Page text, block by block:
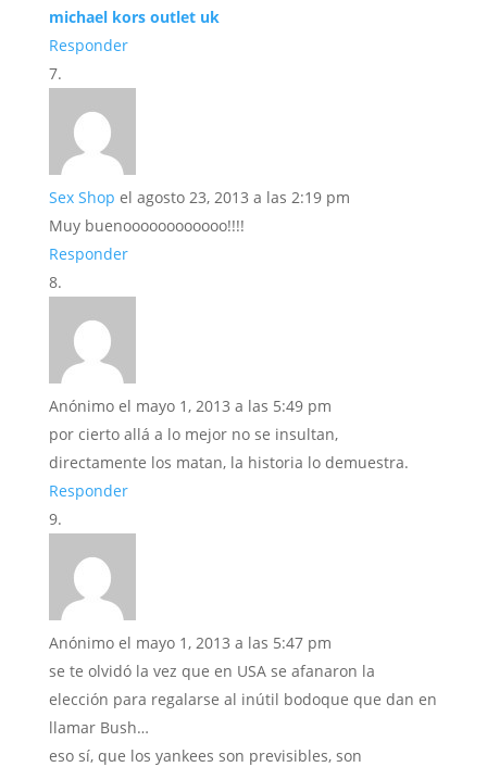
michael kors outlet uk
Responder
Sex Shop el agosto 23, 2013 a las 2:19 pm
Muy buenoooooooooooo!!!!
Responder
Anónimo el mayo 1, 2013 a las 5:49 pm
por cierto allá a lo mejor no se insultan,
directamente los matan, la historia lo demuestra.
Responder
Anónimo el mayo 1, 2013 a las 5:47 pm
se te olvidó la vez que en USA se afanaron la
elección para regalarse al inútil bodoque que dan en
llamar Bush…
eso sí, que los yankees son previsibles, son